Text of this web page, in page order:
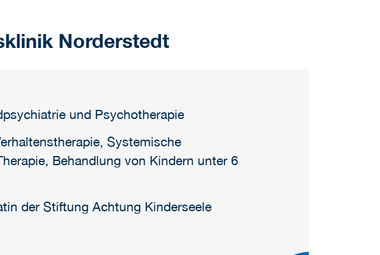
Norderstedt
und Psychotherapie
Systemische
Behandlung von Kindern unter 6
der Stiftung Achtung Kinderseele